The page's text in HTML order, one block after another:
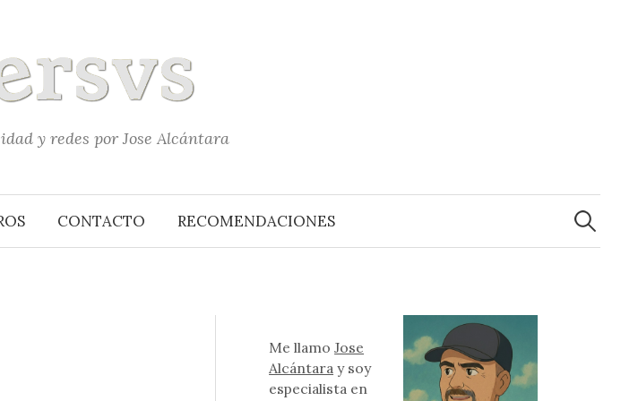
y redes por Jose Alcántara
CONTACTO RECOMENDACIONES
Buscar:
Me llamoJose
Alcántara y soy
especialista en